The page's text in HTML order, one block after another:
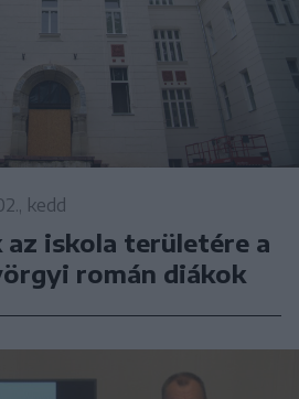
kedd
iskola területére a
román diákok